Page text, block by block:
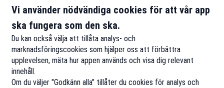
Vi använder nödvändiga cookies för att vår app
ska fungera som den ska.
Du kan också välja att tillåta analys- och
marknadsföringscookies som hjälper oss att förbättra
upplevelsen, mäta hur appen används och visa dig relevant
innehåll.
Om du väljer "Godkänn alla" tillåter du cookies för analys och